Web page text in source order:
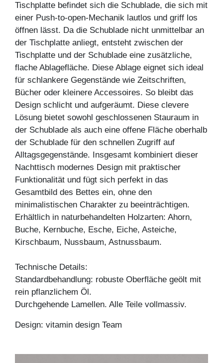
Tischplatte befindet sich die Schublade, die sich mit
einer Push-to-open-Mechanik lautlos und griff los
öffnen lässt. Da die Schublade nicht unmittelbar an
der Tischplatte anliegt, entsteht zwischen der
Tischplatte und der Schublade eine zusätzliche,
flache Ablagefläche. Diese Ablage eignet sich ideal
für schlankere Gegenstände wie Zeitschriften,
Bücher oder kleinere Accessoires. So bleibt das
Design schlicht und aufgeräumt. Diese clevere
Lösung bietet sowohl geschlossenen Stauraum in
der Schublade als auch eine offene Fläche oberhalb
der Schublade für den schnellen Zugriff auf
Alltagsgegenstände. Insgesamt kombiniert dieser
Nachttisch modernes Design mit praktischer
Funktionalität und fügt sich perfekt in das
Gesamtbild des Bettes ein, ohne den
minimalistischen Charakter zu beeinträchtigen.
Erhältlich in naturbehandelten Holzarten: Ahorn,
Buche, Kernbuche, Esche, Eiche, Asteiche,
Kirschbaum, Nussbaum, Astnussbaum.
Technische Details:
Standardbehandlung: robuste Oberfläche geölt mit
rein pflanzlichem Öl.
Durchgehende Lamellen. Alle Teile vollmassiv.
Design: vitamin design Team